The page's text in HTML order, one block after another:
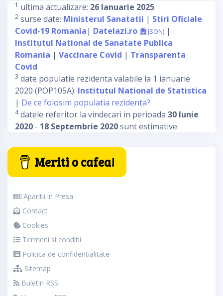
1 ultima actualizare: 26 Ianuarie 2025
2 surse date: Ministerul Sanatatii | Stiri Oficiale
Covid-19 Romania| Datelazi.ro ( JSON) |
Institutul National de Sanatate Publica
Romania | Vaccinare Covid | Transparenta
Covid
3 date populatie rezidenta valabile la 1 ianuarie
2020 (POP105A): Institutul National de Statistica
| De ce folosim populatia rezidenta?
4datele referitor la vindecari in perioada 30 Iunie
2020 - 18 Septembrie 2020sunt estimative
Meriti o cafea!
Aparitii in Presa
Contact
Cookies
Termeni si conditii
Politica de confidentialitate
Sitemap
Buletin RSS